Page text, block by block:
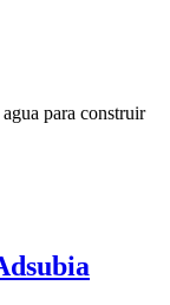
para construir